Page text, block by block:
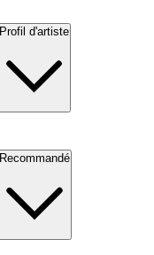
Profil d'artiste
Recommandé